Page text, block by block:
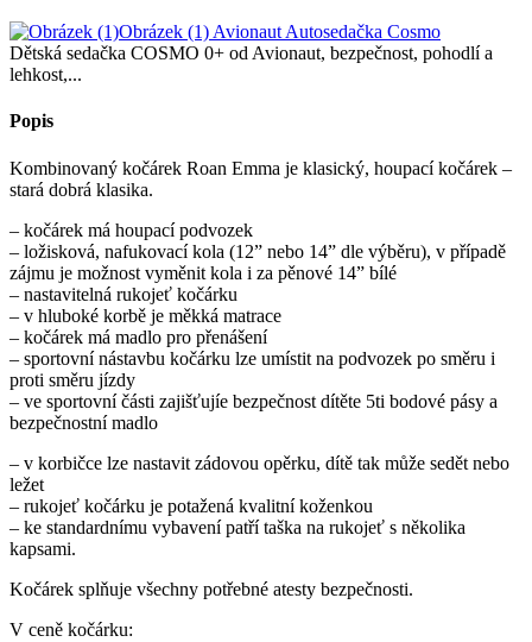
Obrázek (1) Avionaut Autosedačka Cosmo
Dětská sedačka COSMO 0+ od Avionaut, bezpečnost, pohodlí a
lehkost,...
Popis
Kombinovaný kočárek Roan Emma je klasický, houpací kočárek –
stará dobrá klasika.
– kočárek má houpací podvozek
– ložisková, nafukovací kola (12” nebo 14” dle výběru), v případě
zájmu je možnost vyměnit kola i za pěnové 14” bílé
– nastavitelná rukojeť kočárku
– v hluboké korbě je měkká matrace
– kočárek má madlo pro přenášení
– sportovní nástavbu kočárku lze umístit na podvozek po směru i
proti směru jízdy
– ve sportovní části zajišťujíe bezpečnost dítěte 5ti bodové pásy a
bezpečnostní madlo
– v korbičce lze nastavit zádovou opěrku, dítě tak může sedět nebo
ležet
– rukojeť kočárku je potažená kvalitní koženkou
– ke standardnímu vybavení patří taška na rukojeť s několika
kapsami.
Kočárek splňuje všechny potřebné atesty bezpečnosti.
V ceně kočárku: